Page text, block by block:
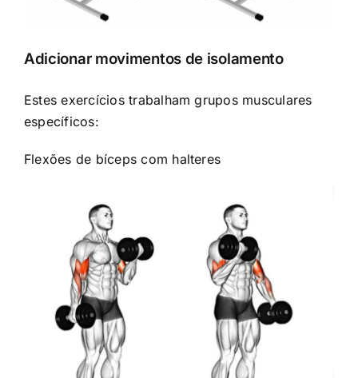
Adicionar movimentos de isolamento
Estes exercícios trabalham grupos musculares
específicos:
Flexões de bíceps com halteres